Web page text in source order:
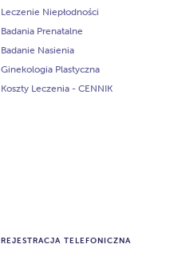
Leczenie Niepłodności
Badania Prenatalne
Badanie Nasienia
Ginekologia Plastyczna
Koszty Leczenia - CENNIK
REJESTRACJA TELEFONICZNA